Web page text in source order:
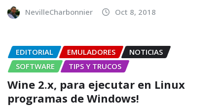
NevilleCharbonnier Oct 8, 2018
EDITORIAL EMULADORES
NOTICIAS
SOFTWARE
TIPS Y TRUCOS
Wine 2.x, para ejecutar en Linux
programas de Windows!